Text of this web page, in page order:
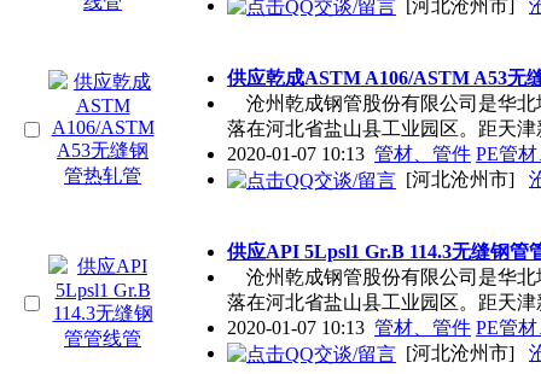
[河北沧州市]
供应乾成ASTM A106/ASTM A53无
沧州乾成钢管股份有限公司是华北
落在河北省盐山县工业园区。距天津
2020-01-07 10:13 管材、管件 PE管
[河北沧州市]
供应API 5Lpsl1 Gr.B 114.3无缝钢管
沧州乾成钢管股份有限公司是华北
落在河北省盐山县工业园区。距天津
2020-01-07 10:13 管材、管件 PE管
[河北沧州市]